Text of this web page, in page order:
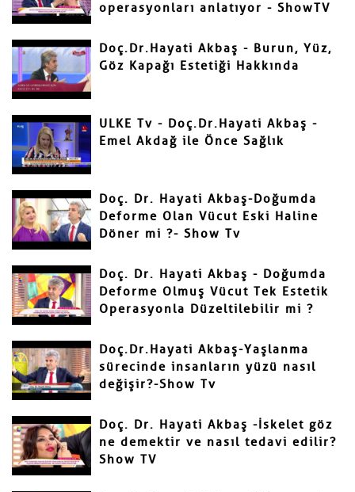
Yorumunuz
Gönder
operasyonları anlatıyor - ShowTV
Doç.Dr.Hayati Akbaş - Burun, Yüz,
Göz Kapağı Estetiği Hakkında
ULKE Tv - Doç.Dr.Hayati Akbaş -
Emel Akdağ ile Önce Sağlık
Doç. Dr. Hayati Akbaş-Doğumda
Deforme Olan Vücut Eski Haline
Döner mi ?- Show Tv
Doç. Dr. Hayati Akbaş - Doğumda
Deforme Olmuş Vücut Tek Estetik
Operasyonla Düzeltilebilir mi ?
Doç.Dr.Hayati Akbaş-Yaşlanma
sürecinde insanların yüzü nasıl
değişir?-Show Tv
Doç. Dr. Hayati Akbaş -İskelet göz
ne demektir ve nasıl tedavi edilir?
Show TV